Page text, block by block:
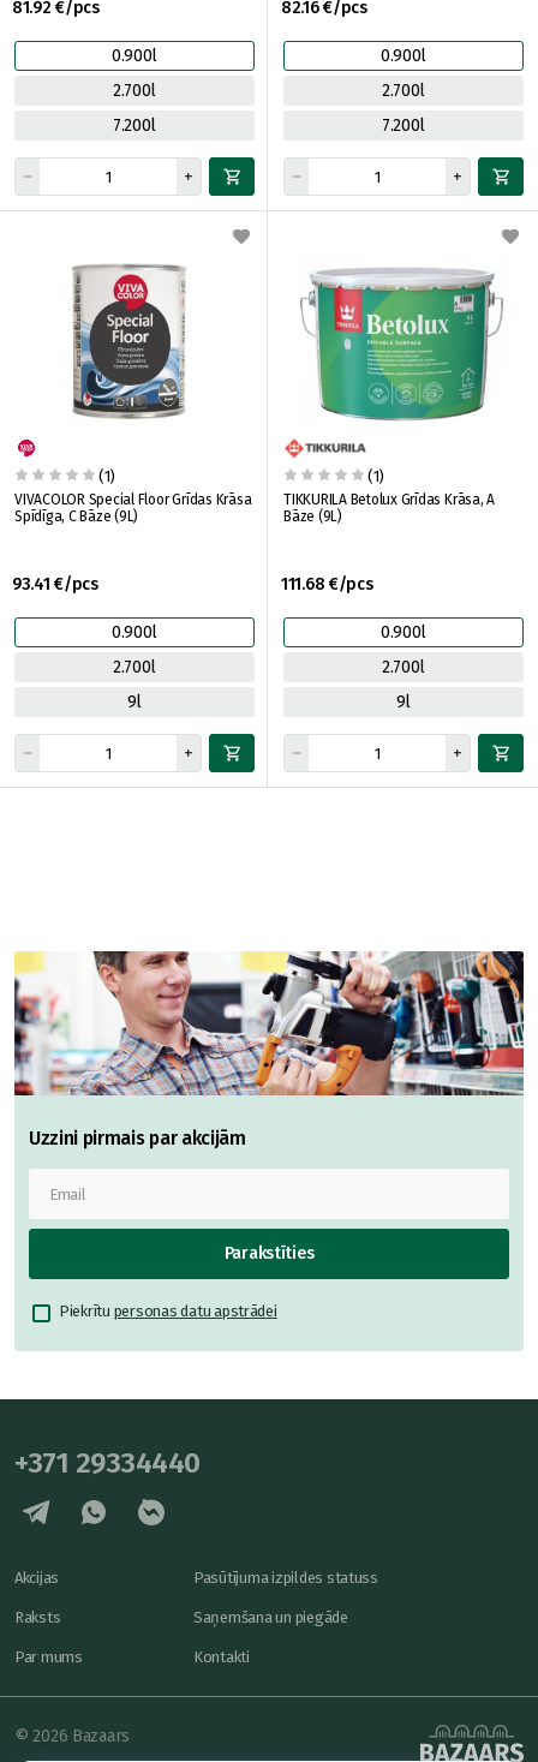
81.92 €/pcs
0.900l
2.700l
7.200l
82.16 €/pcs
0.900l
2.700l
7.200l
(1)
VIVACOLOR Special Floor Grīdas Krāsa
Spīdīga, C Bāze (9L)
93.41 €/pcs
0.900l
2.700l
9l
(1)
TIKKURILA Betolux Grīdas Krāsa, A
Bāze (9L)
111.68 €/pcs
0.900l
2.700l
9l
Uzzini pirmais par akcijām
Parakstīties
Piekrītu personas datu apstrādei
+371 29334440
Akcijas
Raksts
Par mums
Pasūtījuma izpildes statuss
Saņemšana un piegāde
Kontakti
© 2026 Bazaars